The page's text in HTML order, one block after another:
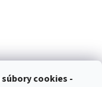
súbory cookies -